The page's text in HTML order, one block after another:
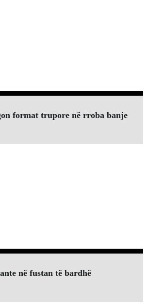
format trupore në rroba banje
në fustan të bardhë